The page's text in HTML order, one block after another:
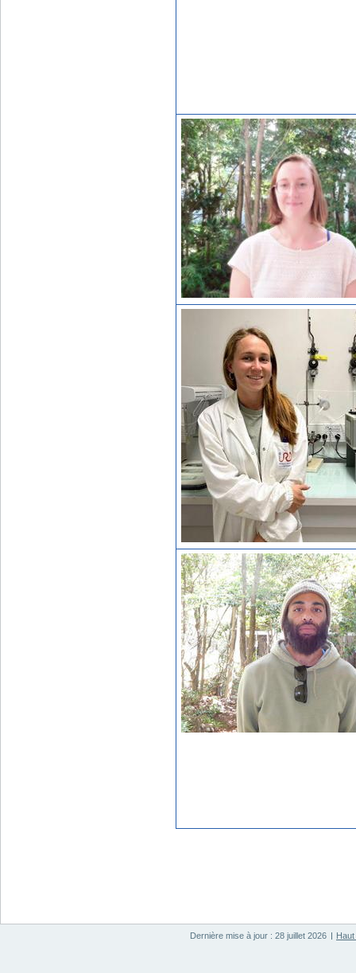
Dernière mise à jour : 28 juillet 2026